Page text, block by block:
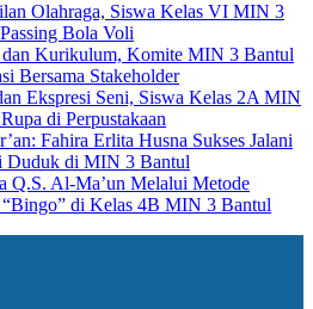
Olahraga, Siswa Kelas VI MIN 3
Bola Voli
dan Kurikulum, Komite MIN 3 Bantul
Bersama Stakeholder
Ekspresi Seni, Siswa Kelas 2A MIN
di Perpustakaan
Fahira Erlita Husna Sukses Jalani
Duduk di MIN 3 Bantul
Q.S. Al-Ma’un Melalui Metode
“Bingo” di Kelas 4B MIN 3 Bantul